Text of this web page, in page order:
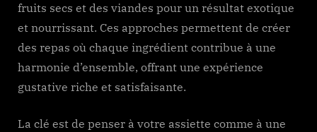
fruits secs et des viandes pour un résultat exotique
et nourrissant. Ces approches permettent de créer
des repas où chaque ingrédient contribue à une
harmonie d’ensemble, offrant une expérience
gustative riche et satisfaisante.
La clé est de penser à votre assiette comme à une